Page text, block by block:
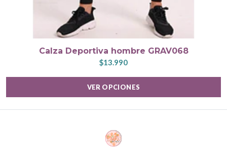
Calza Deportiva hombre GRAV068
$13.990
VER OPCIONES